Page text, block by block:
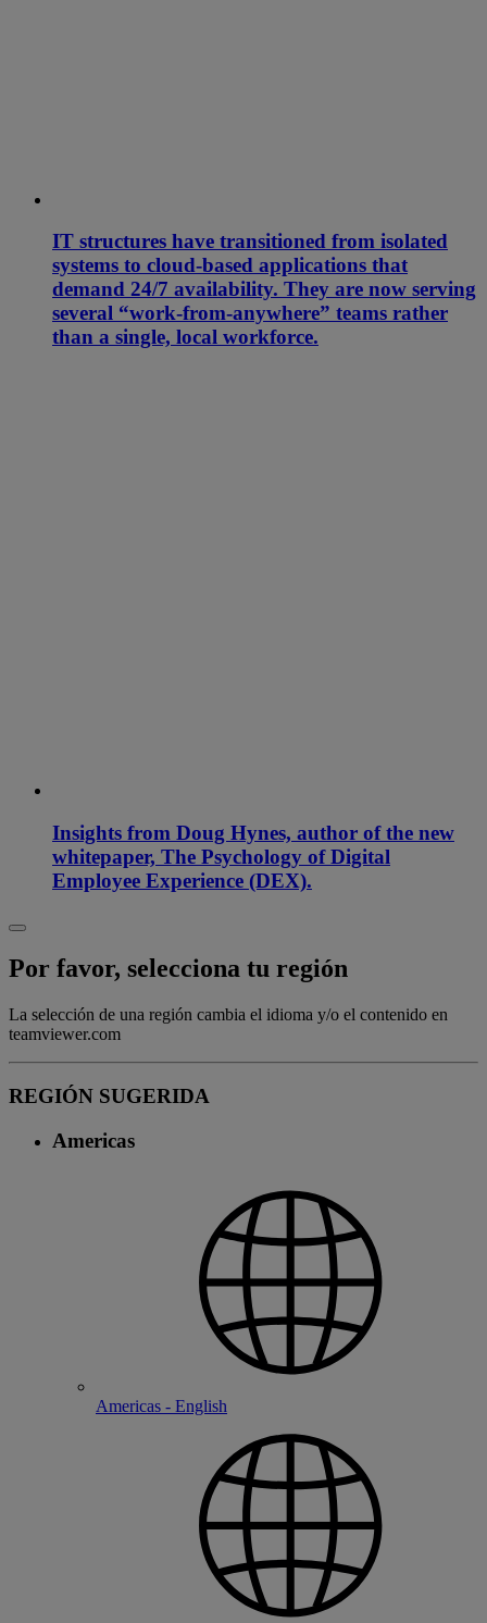
IT structures have transitioned from isolated
systems to cloud-based applications that
demand 24/7 availability. They are now serving
several “work-from-anywhere” teams rather
than a single, local workforce.
Insights from Doug Hynes, author of the new
whitepaper, The Psychology of Digital
Employee Experience (DEX).
Por favor, selecciona tu región
La selección de una región cambia el idioma y/o el contenido en
teamviewer.com
REGIÓN SUGERIDA
Americas
Americas - English